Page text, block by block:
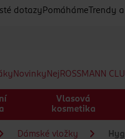
dotazy Pomáháme Trendy
Novinky Nej ROSSMANN
Vlasová
kosmetika
Dámské vložky